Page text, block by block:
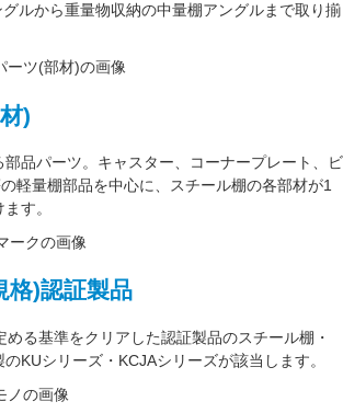
ルから重量物収納の中量棚アングルまで取り揃
)
部品パーツ。 キャスター コーナープレート
ビ
軽量棚部品を中心に、スチール棚の各部材が1
す。
格)認証製品
める基準をクリアした認証製品のスチール棚・
KUシリーズ・KCJAシリーズが該当します。